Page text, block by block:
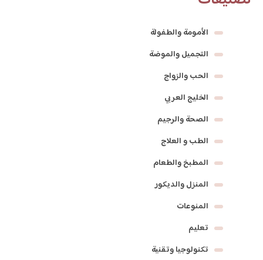
الأمومة والطفولة
التجميل والموضة
الحب والزواج
الخليج العربي
الصحة والرجيم
الطب و العلاج
المطبخ والطعام
المنزل والديكور
المنوعات
تعليم
تكنولوجيا وتقنية